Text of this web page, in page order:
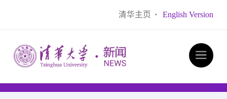
清华主页 · English Version